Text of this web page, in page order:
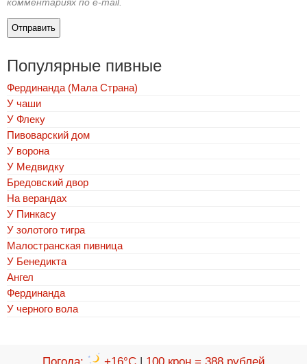
комментариях по e-mail.
Популярные пивные
Фердинанда (Мала Страна)
У чаши
У Флеку
Пивоварский дом
У ворона
У Медвидку
Бредовский двор
На верандах
У Пинкасу
У золотого тигра
Малостранская пивница
У Бенедикта
Ангел
Фердинанда
У черного вола